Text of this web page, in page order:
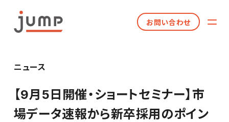
お問い合わせ
ニュース
【9月5日開催・ショートセミナー】市
場データ速報から新卒採用のポイン